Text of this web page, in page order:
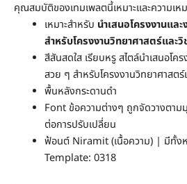
คุณสมบัติของเทมเพลตนี้เหมาะและความเห
เหมาะสำหรับ นำเสนอโครงงานแล
สำหรับโครงงานวิทยาศาสตร์และวิ
สีสันสดใส เรียบหรู สไตล์นำเสนอโค
สวย ๆ สำหรับโครงงานวิทยาศาสตร์
พื้นหลังกระดานดำ
Font ข้อความต่างๆ ถูกจัดวางตาม
ต่อการปรับเปลี่ยน
ฟ้อนต์ Niramit (เนื้อความ) | มีทั้ง
Template: 0318